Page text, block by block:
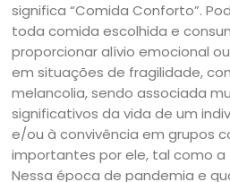
significa “Comida Conforto”.
toda comida escolhida e
proporcionar alívio emocional
em situações de fragilidade,
melancolia, sendo associada
significativos da vida de um
e/ou à convivência em grupos
importantes por ele, tal como a
Nessa época de pandemia e